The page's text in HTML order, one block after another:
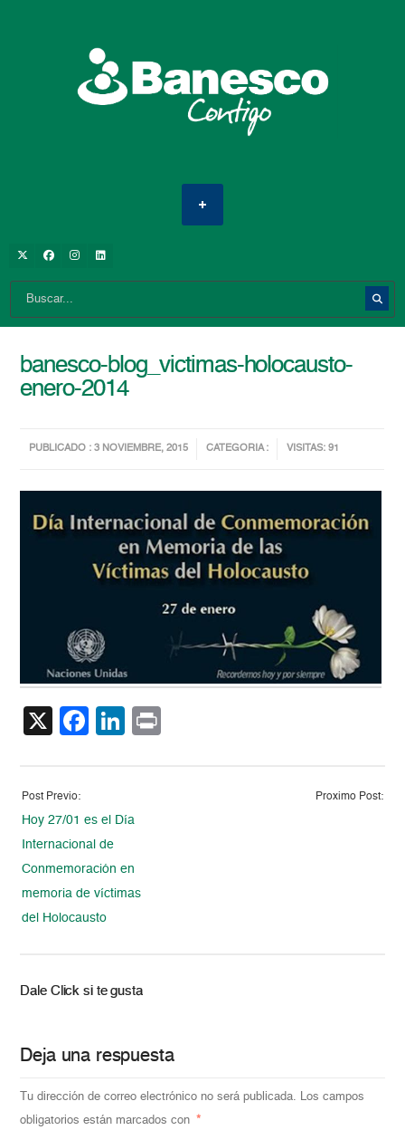
banesco-blog_victimas-holocausto-
enero-2014
PUBLICADO : 3 NOVIEMBRE, 2015 CATEGORIA : VISITAS: 91
X Facebook
LinkedIn
Post Previo:
Hoy 27/01 es el Día
Internacional de
Conmemoración en
memoria de víctimas
del Holocausto
Proximo Post:
Dale Click si te gusta
Deja una respuesta
Tu dirección de correo electrónico no será publicada. Los campos
obligatorios están marcados con
*